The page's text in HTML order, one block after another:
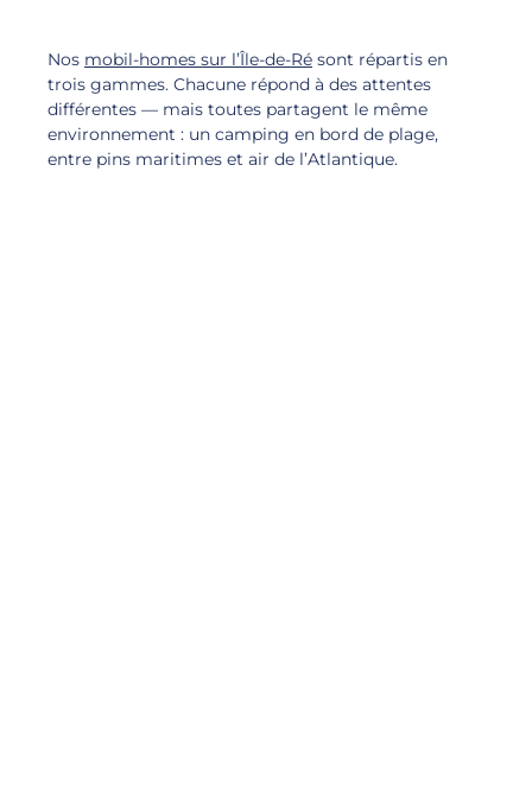
Nos mobil-homes sur l’Île-de-Ré sont répartis en
trois gammes. Chacune répond à des attentes
différentes — mais toutes partagent le même
environnement : un camping en bord de plage,
entre pins maritimes et air de l’Atlantique.